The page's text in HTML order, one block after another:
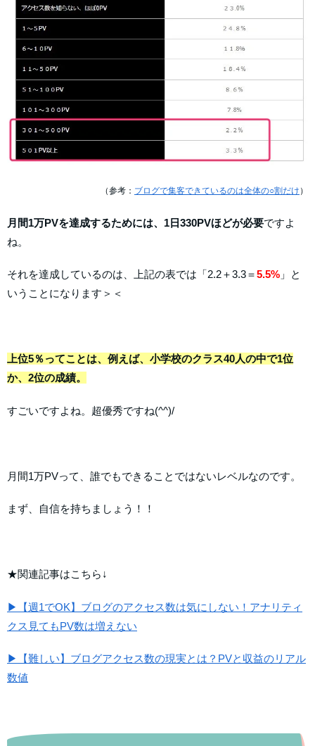
（参考： ブログで集客できているのは全体の○割だけ ）
月間1万PVを達成するためには、1日330PVほどが必要ですよ
ね。
それを達成しているのは、上記の表では「2.2＋3.3＝5.5% 」と
いうことになります＞＜
上位5％ってことは、例えば、小学校のクラス40人の中で1位
か、2位の成績。
すごいですよね。超優秀ですね(^^)/
月間1万PVって、誰でもできることではないレベルなのです。
まず、自信を持ちましょう！！
★関連記事はこちら↓
▶【週1でOK】ブログのアクセス数は気にしない！アナリティ
クス見てもPV数は増えない
▶【難しい】ブログアクセス数の現実とは？PVと収益のリアル
数値